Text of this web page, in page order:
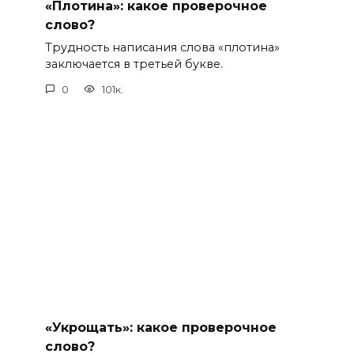
«Плотина»: какое проверочное
слово?
Трудность написания слова «плотина»
заключается в третьей букве.
0 101к.
«Укрощать»: какое проверочное
слово?